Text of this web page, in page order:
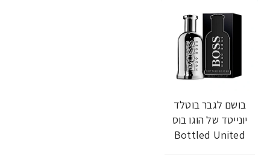
בושם לגבר בוטלד
יונייטד של הוגו בוס
Bottled United